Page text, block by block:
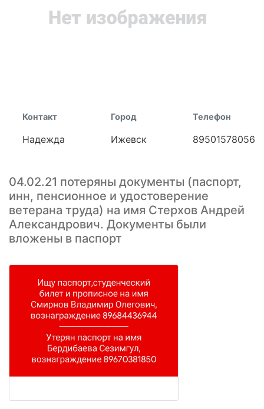
Контакт
Надежда
Город
Ижевск
Телефон
89501578056
04.02.21 потеряны документы (паспорт,
инн, пенсионное и удостоверение
ветерана труда) на имя Стерхов Андрей
Александрович. Документы были
вложены в паспорт